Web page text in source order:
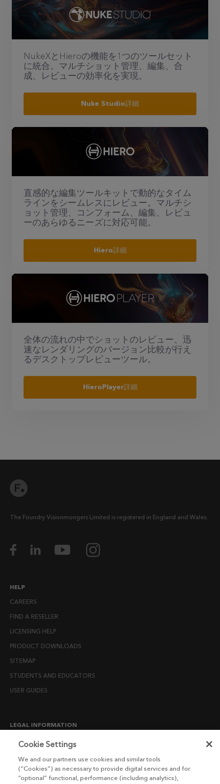
NukeXとHieroの機能を1つのツールセット
に統合。マルチショット管理、編集、合
成、レビューの効率化を実現。
Nuke Studio詳細
直感的な編集ツールキットで動的なタイム
ラインをシームレスにレビュー。マルチシ
ョット管理、コンフォーム、編集、レビュ
ーのあらゆるニーズに対応可能。
Hiero詳細
全体の流れの中でショットのレビュー、迅
速なレンダリングのバージョン比較が行え
るデスクトップレビューツール。
HieroPlayer詳細
The Foundry Visionmongers Limited is registered in England and Wales.
HELP
CAREERS
FIND A RESELLER
LICENSING HELP
PRODUCT DOWNLOADS
SITEMAP
STUDENTS AND EDUCATORS
USER GUIDES
LEGAL INFORMATION
CANDIDATE PRIVACY NOTICE
END USER LICENSE AGREEMENTS
Cookie Settings
We and our partners use cookies and similar tools
(“Cookies”) as necessary to provide digital services and for
“optional” functional, performance (including analytics),